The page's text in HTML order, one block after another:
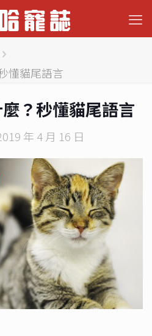
懂貓尾語言
？秒懂貓尾語言
年 4 月 16 日